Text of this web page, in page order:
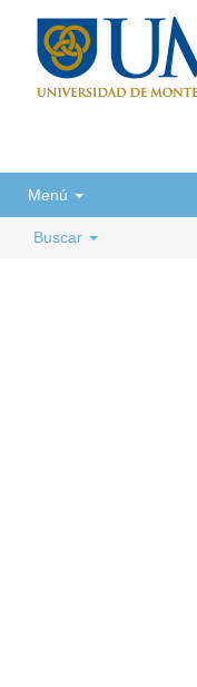
Menú
Buscar